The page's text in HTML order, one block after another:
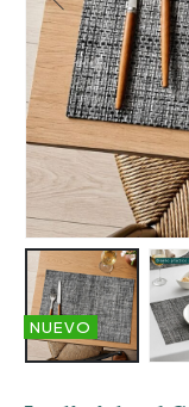
NUEVO